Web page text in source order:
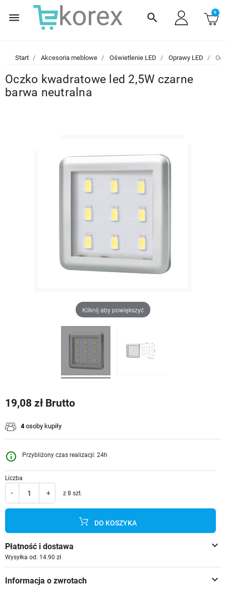
menu search 0
Start Akcesoria meblowe Oświetlenie LED Oprawy LED
Oczko kwadratowe led 2,5W czarne
barwa neutralna
Kliknij aby powiększyć
19,08 zł Brutto
4osoby kupiły
info_outline Przybliżony czas realizacji: 24h
Liczba
- + z 8 szt.
DO KOSZYKA
keyboard_arrow_down
Płatność i dostawa
Wysyłka od: 14.90 zł
keyboard_arrow_down
Informacja o zwrotach